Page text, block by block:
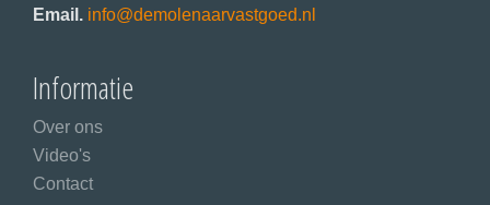
Email. info@demolenaarvastgoed.nl
Informatie
Over ons
Video's
Contact